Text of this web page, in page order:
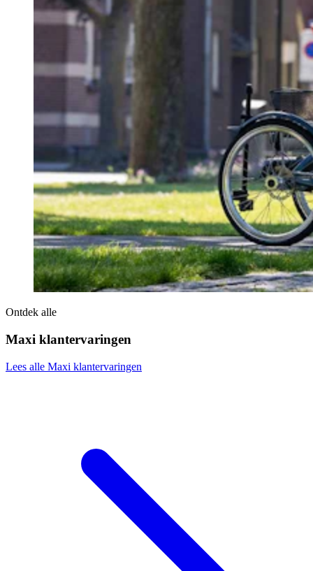
Ontdek alle
Maxi klantervaringen
Lees alle Maxi klantervaringen